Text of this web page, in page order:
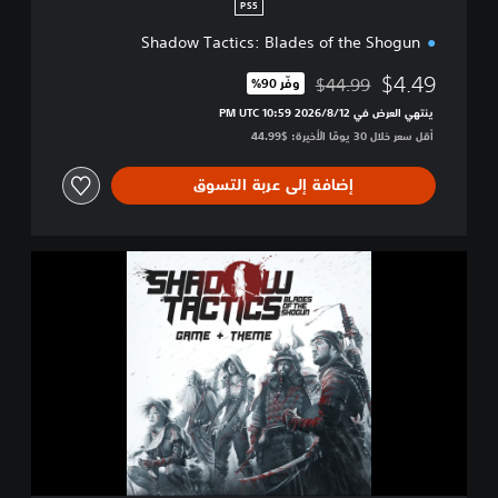
PS5
Shadow Tactics: Blades of the Shogun
$4.49 مخصوم من السعر الأصلي البالغ $44.99‏
$44.99 وفّر 90%‏
ينتهي العرض في 12‏/8‏/2026 10:59 PM UTC‏
أقل سعر خلال 30 يومًا الأخيرة: $44.99‏
إضافة إلى عربة التسوق
c